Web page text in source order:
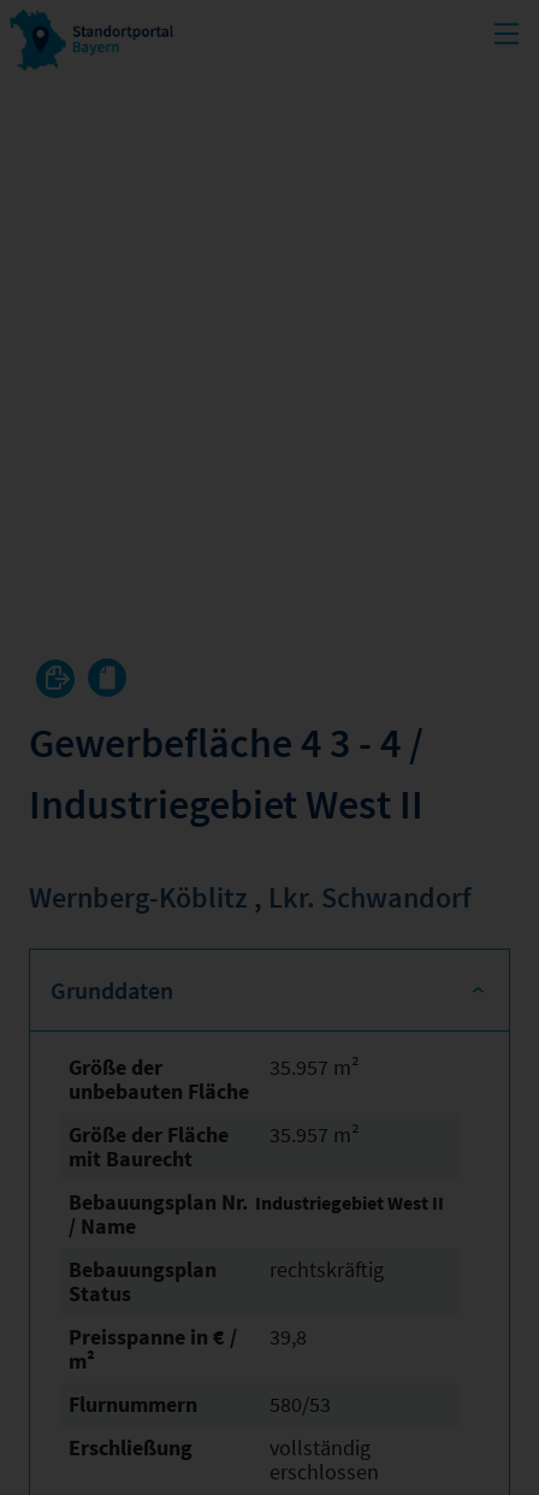
Gewerbefläche 4 3 - 4 /
Industriegebiet West II
Wernberg-Köblitz , Lkr. Schwandorf
Grunddaten
Größe der
unbebauten Fläche
35.957 m²
Größe der Fläche
mit Baurecht
35.957 m²
Bebauungsplan Nr.
/ Name
Industriegebiet West II
Bebauungsplan
Status
rechtskräftig
Preisspanne in € /
m²
39,8
Flurnummern
580/53
Erschließung
vollständig
erschlossen